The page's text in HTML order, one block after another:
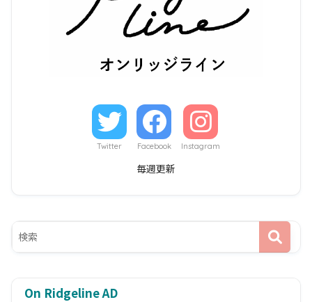
Twitter Facebook Instagram
毎週更新
On Ridgeline AD